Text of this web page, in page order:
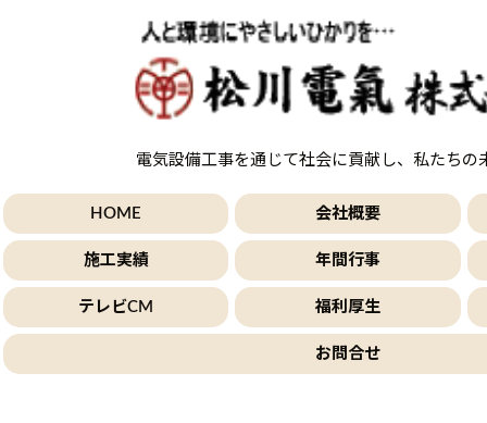
電気設備工事を通じて社会に貢献し、私たちの
HOME 会社概要
施工実績 年間行事
テレビCM 福利厚生
お問合せ